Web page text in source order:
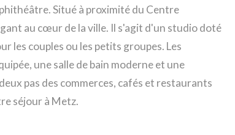
Situé à proximité du Centre
au cœur de la ville. Il s'agit d'un studio doté
les couples ou les petits groupes. Les
une salle de bain moderne et une
pas des commerces, cafés et restaurants
séjour à Metz.